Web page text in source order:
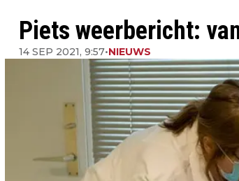
Piets weerbericht:
14 SEP 2021, 9:57•NIEUWS